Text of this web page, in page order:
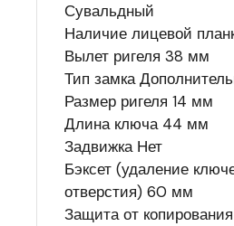
Сувальдный
Наличие лицевой
Вылет ригеля 38 мм
Тип замка
Размер ригеля 14 мм
Длина ключа 44 мм
Задвижка Нет
Бэксет (удаление
отверстия) 60 мм
Защита от